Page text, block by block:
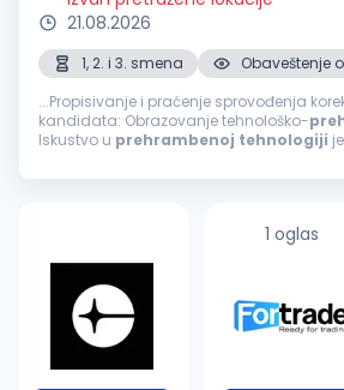
21.08.2026
1, 2. i 3. smena
Obaveštenje
...Propisivanje i praćenje sprovođenja
kandidata: Obrazovanje tehnološko-
Iskustvo u prehrambenoj tehnologiji
dozvola B kategorije (aktivan vozač)...
1 oglas